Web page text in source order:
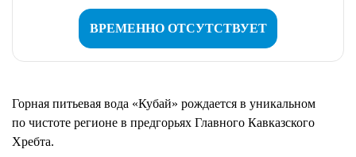
ВРЕМЕННО ОТСУТСТВУЕТ
Горная питьевая вода «Кубай» рождается в уникальном
по чистоте регионе в предгорьях Главного Кавказского
Хребта.